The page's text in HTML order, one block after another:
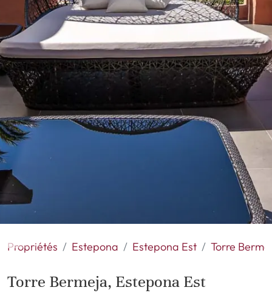
Propriétés Estepona Estepona Est Torre
Torre Bermeja, Estepona Est